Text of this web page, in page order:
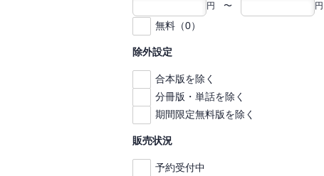
円 〜 円
無料（0）
除外設定
合本版を除く
分冊版・単話を除く
期間限定無料版を除く
販売状況
予約受付中